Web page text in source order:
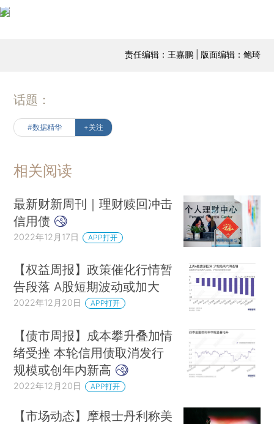
责任编辑：王嘉鹏 | 版面编辑：鲍琦
话题：
#数据精华 +关注
相关阅读
最新财新周刊｜理财赎回冲击
信用债
2022年12月17日 APP打开
【权益周报】政策催化行情暂
告段落 A股短期波动或加大
2022年12月20日 APP打开
【债市周报】成本攀升叠加情
绪受挫 本轮信用债取消发行
规模或创年内新高
2022年12月20日 APP打开
【市场动态】摩根士丹利称美